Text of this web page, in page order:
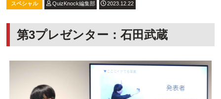
スペシャル QuizKnock編集部 2023.12.22
第3プレゼンター：石田武蔵